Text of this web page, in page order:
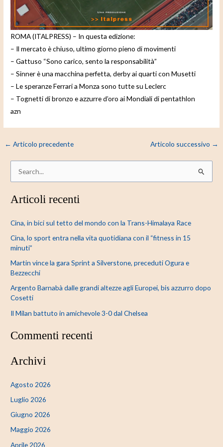
o
ROMA (ITALPRESS) – In questa edizione:
– Il mercato è chiuso, ultimo giorno pieno di movimenti
– Gattuso “Sono carico, sento la responsabilità”
– Sinner è una macchina perfetta, derby ai quarti con Musetti
– Le speranze Ferrari a Monza sono tutte su Leclerc
– Tognetti di bronzo e azzurre d’oro ai Mondiali di pentathlon
azn
← Articolo precedente Articolo successivo →
r
a
:
Articoli recenti
Cina, in bici sul tetto del mondo con la Trans-Himalaya Race
Cina, lo sport entra nella vita quotidiana con il “fitness in 15
minuti”
Martin vince la gara Sprint a Silverstone, preceduti Ogura e
Bezzecchi
Argento Barnabà dalle grandi altezze agli Europei, bis azzurro dopo
Cosetti
Il Milan battuto in amichevole 3-0 dal Chelsea
Commenti recenti
Archivi
Agosto 2026
Luglio 2026
Giugno 2026
Maggio 2026
Aprile 2026